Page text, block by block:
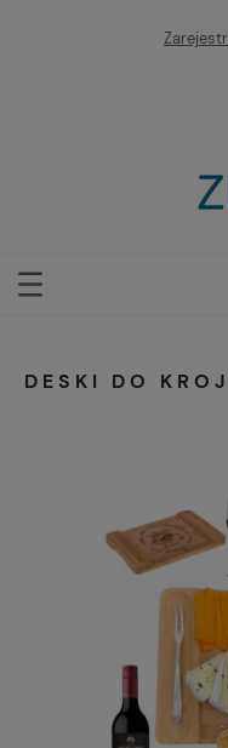
DESKI DO